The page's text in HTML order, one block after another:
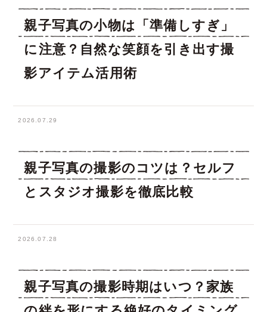
親子写真の小物は「準備しすぎ」
に注意？自然な笑顔を引き出す撮
影アイテム活用術
2026.07.29
親子写真の撮影のコツは？セルフ
とスタジオ撮影を徹底比較
2026.07.28
親子写真の撮影時期はいつ？家族